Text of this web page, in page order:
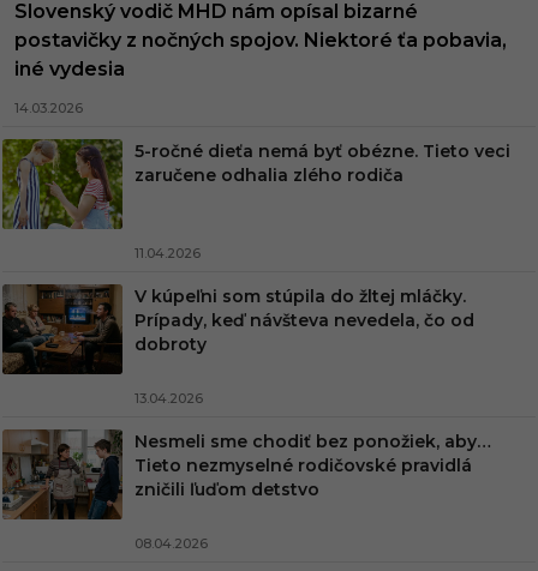
Slovenský vodič MHD nám opísal bizarné
postavičky z nočných spojov. Niektoré ťa pobavia,
iné vydesia
14.03.2026
5-ročné dieťa nemá byť obézne. Tieto veci
zaručene odhalia zlého rodiča
11.04.2026
V kúpeľni som stúpila do žltej mláčky.
Prípady, keď návšteva nevedela, čo od
dobroty
13.04.2026
Nesmeli sme chodiť bez ponožiek, aby…
Tieto nezmyselné rodičovské pravidlá
zničili ľuďom detstvo
08.04.2026